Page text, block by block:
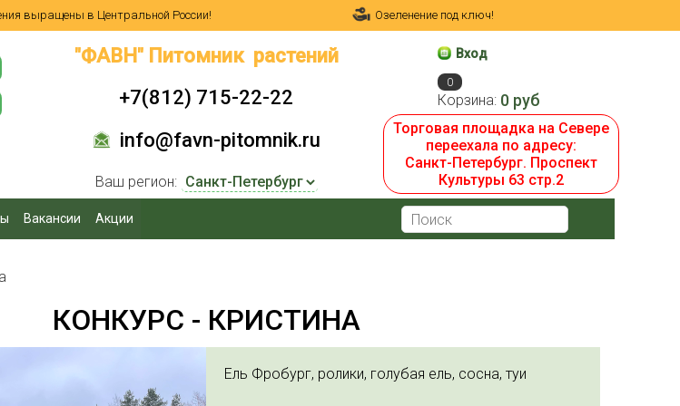
выращены в Центральной России! Озеленение под ключ!
"ФАВН" Питомник растений
+7(812) 715-22-22
info@favn-pitomnik.ru
Ваш регион:
Вход
0
Корзина: 0 руб
Торговая площадка на Севере
переехала по адресу:
Санкт-Петербург. Проспект
Культуры 63 стр.2
Вакансии Акции
КОНКУРС - КРИСТИНА
Ель Фробург, ролики, голубая ель, сосна, туи